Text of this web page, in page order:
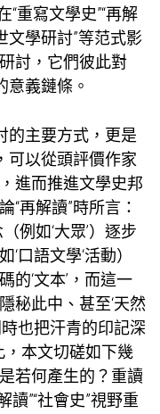
“重寫文學史”“再解
文學研討”等范式影
討，它們彼此對
意義鏈條。
的主要方式，更是
可以從頭評價作家
進而推進文學史邦
“再解讀”時所言：
例如‘大眾’）逐步
口語文學‘活動）
的‘文本’，而這一
秘此中、甚至‘天然
也把汗青的印記深
，本文切磋如下幾
若何產生的？重讀
讀”“社會史”視野重